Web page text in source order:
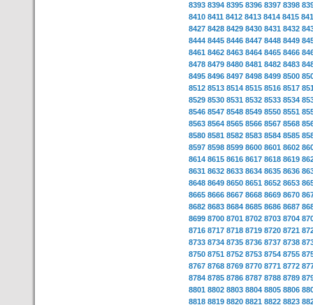
8393 8394 8395 8396 8397 8398
8410 8411 8412 8413 8414 8415
8427 8428 8429 8430 8431 8432
8444 8445 8446 8447 8448 8449
8461 8462 8463 8464 8465 8466
8478 8479 8480 8481 8482 8483
8495 8496 8497 8498 8499 8500
8512 8513 8514 8515 8516 8517
8529 8530 8531 8532 8533 8534
8546 8547 8548 8549 8550 8551
8563 8564 8565 8566 8567 8568
8580 8581 8582 8583 8584 8585
8597 8598 8599 8600 8601 8602
8614 8615 8616 8617 8618 8619
8631 8632 8633 8634 8635 8636
8648 8649 8650 8651 8652 8653
8665 8666 8667 8668 8669 8670
8682 8683 8684 8685 8686 8687
8699 8700 8701 8702 8703 8704
8716 8717 8718 8719 8720 8721
8733 8734 8735 8736 8737 8738
8750 8751 8752 8753 8754 8755
8767 8768 8769 8770 8771 8772
8784 8785 8786 8787 8788 8789
8801 8802 8803 8804 8805 8806
8818 8819 8820 8821 8822 8823